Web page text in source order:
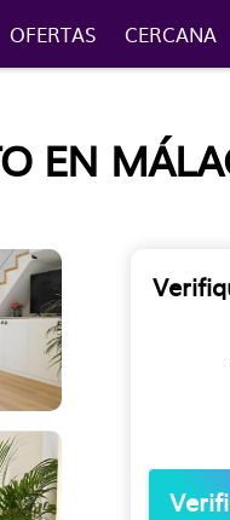
OFERTAS CERCANA
EN